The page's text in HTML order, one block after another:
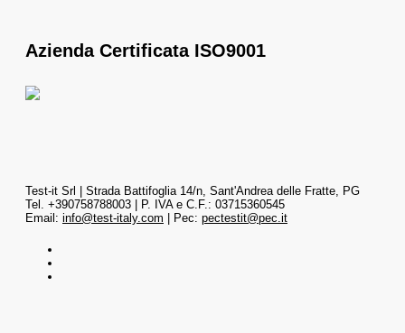
Azienda Certificata ISO9001
Test-it Srl | Strada Battifoglia 14/n, Sant'Andrea delle Fratte, PG
Tel. +390758788003 | P. IVA e C.F.: 03715360545
Email: info@test-italy.com | Pec: pectestit@pec.it